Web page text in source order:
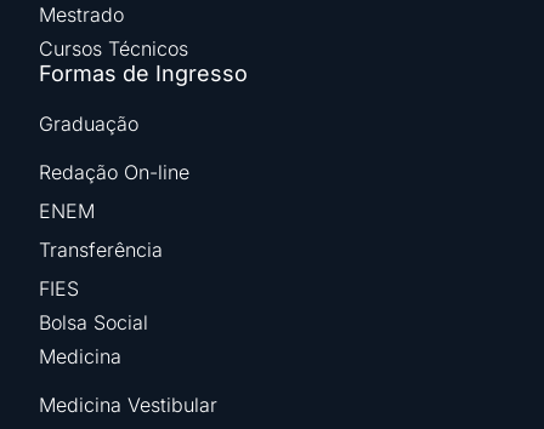
Mestrado
Cursos Técnicos
Formas de Ingresso
Graduação
Redação On-line
ENEM
Transferência
FIES
Bolsa Social
Medicina
Medicina Vestibular